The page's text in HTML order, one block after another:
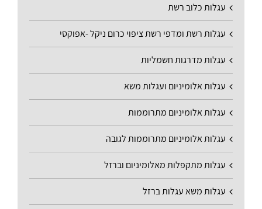
עגלות כלוב רשת
עגלות רשת ומדפי רשת ציפוי כרום ניקל -אפוקסי
עגלות מדרגות חשמליות
עגלות אלומיניום ועגלות משא
עגלות אלומיניום מתרוממות
עגלות אלומיניום מתרוממות לגובה
עגלות מתקפלות מאלומיניום וברזל
עגלות משא עגלות ברזל